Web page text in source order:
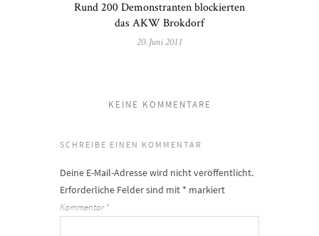
Rund 200 Demonstranten blockierten
das AKW Brokdorf
20. Juni 2011
KEINE KOMMENTARE
SCHREIBE EINEN KOMMENTAR
Deine E-Mail-Adresse wird nicht veröffentlicht.
Erforderliche Felder sind mit * markiert
Kommentar*